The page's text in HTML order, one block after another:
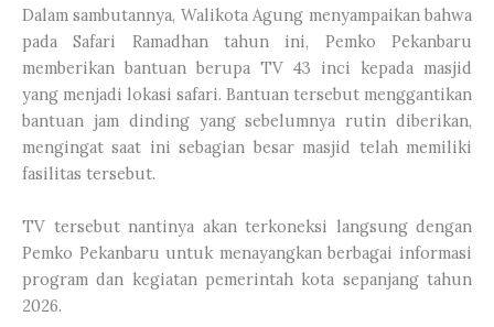
Dalam sambutannya, Walikota Agung menyampaikan bahwa
pada Safari Ramadhan tahun ini, Pemko Pekanbaru
memberikan bantuan berupa TV 43 inci kepada masjid
yang menjadi lokasi safari. Bantuan tersebut menggantikan
bantuan jam dinding yang sebelumnya rutin diberikan,
mengingat saat ini sebagian besar masjid telah memiliki
fasilitas tersebut.
TV tersebut nantinya akan terkoneksi langsung dengan
Pemko Pekanbaru untuk menayangkan berbagai informasi
program dan kegiatan pemerintah kota sepanjang tahun
2026.